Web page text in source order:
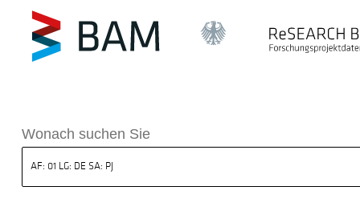
BAM
Wonach suchen Sie